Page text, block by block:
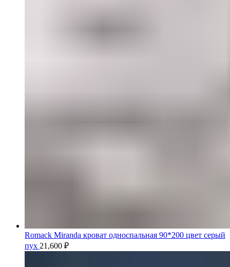
Romack Miranda кроват односпальная 90*200 цвет серый
пух 21,600 ₽